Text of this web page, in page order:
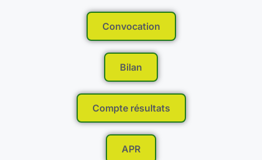
Convocation
Bilan
Compte résultats
APR